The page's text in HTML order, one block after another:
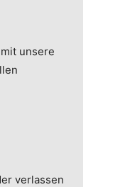
unsere
verlassen